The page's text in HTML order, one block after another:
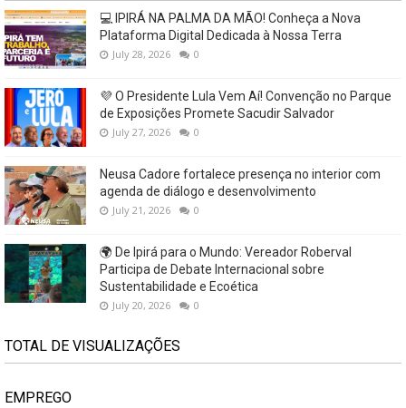
💻 IPIRÁ NA PALMA DA MÃO! Conheça a Nova
Plataforma Digital Dedicada à Nossa Terra
July 28, 2026 0
💜 O Presidente Lula Vem Aí! Convenção no Parque
de Exposições Promete Sacudir Salvador
July 27, 2026 0
Neusa Cadore fortalece presença no interior com
agenda de diálogo e desenvolvimento
July 21, 2026 0
🌍 De Ipirá para o Mundo: Vereador Roberval
Participa de Debate Internacional sobre
Sustentabilidade e Ecoética
July 20, 2026 0
TOTAL DE VISUALIZAÇÕES
EMPREGO